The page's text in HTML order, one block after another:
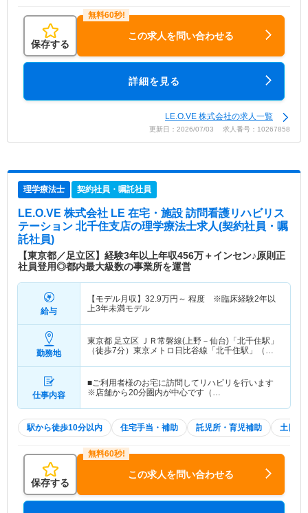
保存する
この求人を問い合わせる
詳細を見る
LE.O.VE 株式会社の求人一覧
更新日：2026/07/03 求人番号：10267858
理学療法士 契約社員・嘱託社員
LE.O.VE 株式会社 LE 在宅・施設 訪問看護リハビリス
テーション 北千住支店の理学療法士求人(契約社員・嘱
託社員)
【東京都／足立区】経験3年以上年収456万＋インセン♪原則正
社員登用◎都内最大級数の事業所を運営
給与
【モデル月収】 32.9万円～ 程度 ※臨床経験2年以
上3年未満モデル
勤務地
東京都 足立区
ＪＲ常磐線(上野－仙台)「北千住駅」
（徒歩7分）東京メトロ日比谷線「北千住駅」（徒
仕事内容
■ご利用者様のお宅に訪問してリハビリを行います
※店舗から20分圏内が中心です（…
駅から徒歩10分以内 住宅手当・補助 託児所・育児補助 土日祝
保存する
この求人を問い合わせる